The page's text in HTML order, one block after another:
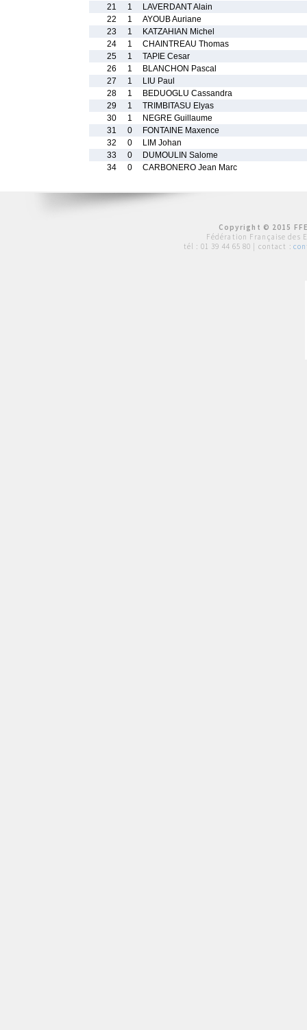
21
1
LAVERDANT Alain
22
1
AYOUB Auriane
23
1
KATZAHIAN Michel
24
1
CHAINTREAU Thomas
25
1
TAPIE Cesar
26
1
BLANCHON Pascal
27
1
LIU Paul
28
1
BEDUOGLU Cassandra
29
1
TRIMBITASU Elyas
30
1
NEGRE Guillaume
31
0
FONTAINE Maxence
32
0
LIM Johan
33
0
DUMOULIN Salome
34
0 CARBONERO Jean Marc
Copyright © 2015
Fédération Française des
tél : 01 39 44 65 80 | contact :